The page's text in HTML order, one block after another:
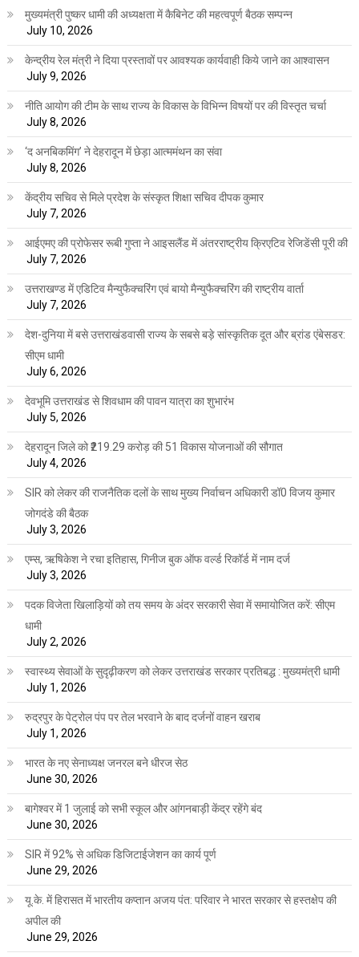
मुख्यमंत्री पुष्कर धामी की अध्यक्षता में कैबिनेट की महत्वपूर्ण बैठक सम्पन्न
July 10, 2026
केन्द्रीय रेल मंत्री ने दिया प्रस्तावों पर आवश्यक कार्यवाही किये जाने का आश्वासन
July 9, 2026
नीति आयोग की टीम के साथ राज्य के विकास के विभिन्न विषयों पर की विस्तृत चर्चा
July 8, 2026
‘द अनबिकमिंग’ ने देहरादून में छेड़ा आत्ममंथन का संवा
July 8, 2026
केंद्रीय सचिव से मिले प्रदेश के संस्कृत शिक्षा सचिव दीपक कुमार
July 7, 2026
आईएमए की प्रोफेसर रूबी गुप्ता ने आइसलैंड में अंतरराष्ट्रीय क्रिएटिव रेजिडेंसी पूरी की
July 7, 2026
उत्तराखण्ड में एडिटिव मैन्युफैक्चरिंग एवं बायो मैन्युफैक्चरिंग की राष्ट्रीय वार्ता
July 7, 2026
देश-दुनिया में बसे उत्तराखंडवासी राज्य के सबसे बड़े सांस्कृतिक दूत और ब्रांड एंबेसडर:
सीएम धामी
July 6, 2026
देवभूमि उत्तराखंड से शिवधाम की पावन यात्रा का शुभारंभ
July 5, 2026
देहरादून जिले को ₹219.29 करोड़ की 51 विकास योजनाओं की सौगात
July 4, 2026
SIR को लेकर की राजनैतिक दलों के साथ मुख्य निर्वाचन अधिकारी डॉ0 विजय कुमार
जोगदंडे की बैठक
July 3, 2026
एम्स, ऋषिकेश ने रचा इतिहास, गिनीज बुक ऑफ वर्ल्ड रिकॉर्ड में नाम दर्ज
July 3, 2026
पदक विजेता खिलाड़ियों को तय समय के अंदर सरकारी सेवा में समायोजित करें: सीएम
धामी
July 2, 2026
स्वास्थ्य सेवाओं के सुदृढ़ीकरण को लेकर उत्तराखंड सरकार प्रतिबद्ध : मुख्यमंत्री धामी
July 1, 2026
रुद्रपुर के पेट्रोल पंप पर तेल भरवाने के बाद दर्जनों वाहन खराब
July 1, 2026
भारत के नए सेनाध्यक्ष जनरल बने धीरज सेठ
June 30, 2026
बागेश्वर में 1 जुलाई को सभी स्कूल और आंगनबाड़ी केंद्र रहेंगे बंद
June 30, 2026
SIR में 92% से अधिक डिजिटाईजेशन का कार्य पूर्ण
June 29, 2026
यू.के. में हिरासत में भारतीय कप्तान अजय पंत: परिवार ने भारत सरकार से हस्तक्षेप की
अपील की
June 29, 2026